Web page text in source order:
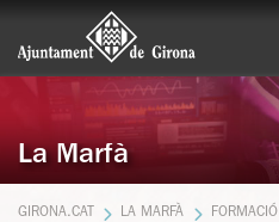
La Marfà
GIRONA.CAT LA MARFÀ FORMACIÓ